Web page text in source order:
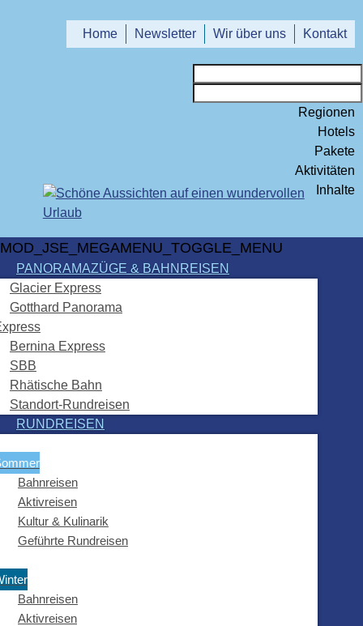
Home Newsletter Wir über uns Kontakt
Regionen
Hotels
Pakete
Aktivitäten
Inhalte
MOD_JSE_MEGAMENU_TOGGLE_MENU
PANORAMAZÜGE & BAHNREISEN
Glacier Express
Gotthard Panorama
Bernina Express
SBB
Rhätische Bahn
Standort-Rundreisen
RUNDREISEN
Bahnreisen
Aktivreisen
Kultur & Kulinarik
Geführte Rundreisen
Bahnreisen
Aktivreisen